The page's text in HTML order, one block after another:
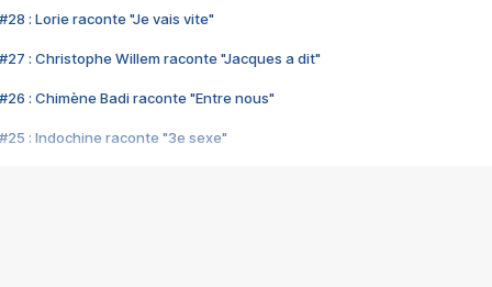
#28 : Lorie raconte "Je vais vite"
#27 : Christophe Willem raconte "Jacques a dit"
#26 : Chimène Badi raconte "Entre nous"
#25 : Indochine raconte "3e sexe"